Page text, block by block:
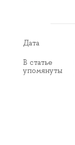
Дата
В статье
упомянуты